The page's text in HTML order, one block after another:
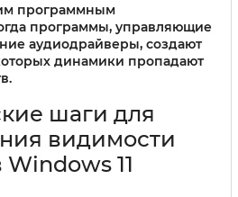
программным
программы, управляющие
аудиодрайверы, создают
динамики пропадают
шаги для
видимости
11